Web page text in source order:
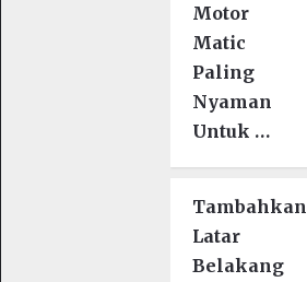
Motor
Matic
Paling
Nyaman
Untuk …
Tambahkan
Latar
Belakang